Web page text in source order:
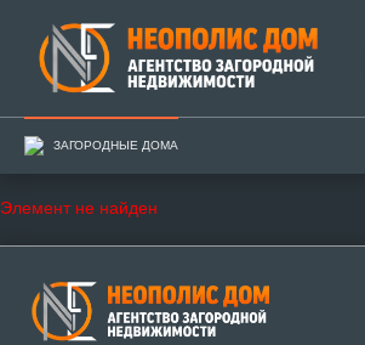
ЗАГОРОДНЫЕ ДОМА
Элемент не найден